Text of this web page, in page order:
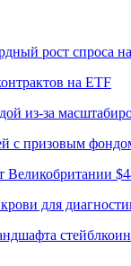
рост спроса
на ETF
из-за
с призовым
Великобритании
для